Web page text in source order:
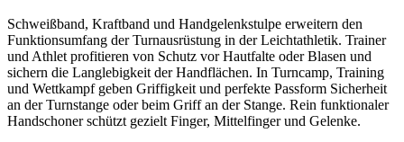
Schweißband, Kraftband und Handgelenkstulpe erweitern den
Funktionsumfang der Turnausrüstung in der Leichtathletik. Trainer
und Athlet profitieren von Schutz vor Hautfalte oder Blasen und
sichern die Langlebigkeit der Handflächen. In Turncamp, Training
und Wettkampf geben Griffigkeit und perfekte Passform Sicherheit
an der Turnstange oder beim Griff an der Stange. Rein funktionaler
Handschoner schützt gezielt Finger, Mittelfinger und Gelenke.